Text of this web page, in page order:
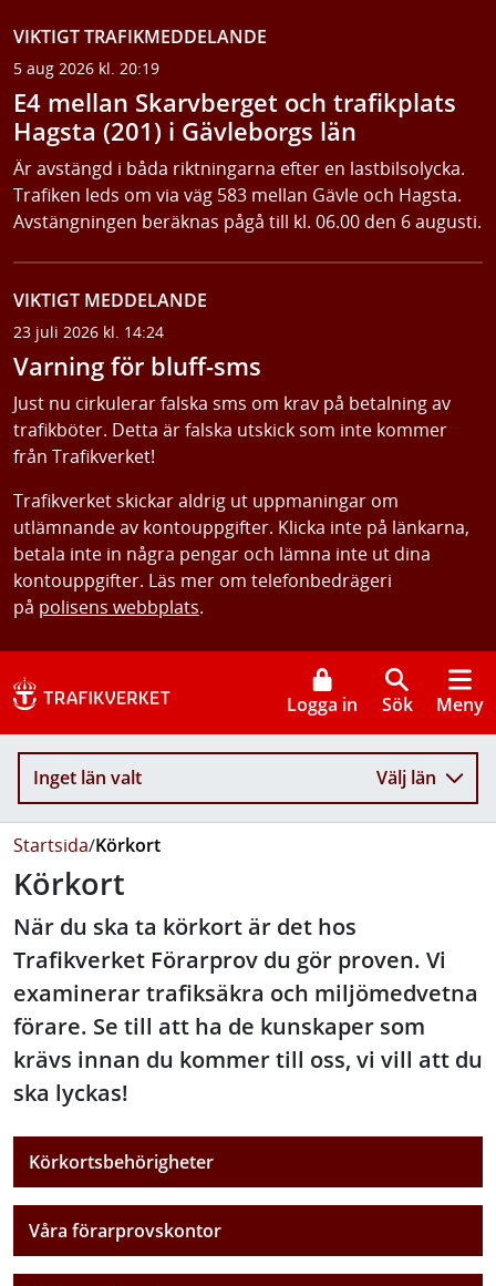
VIKTIGT TRAFIKMEDDELANDE
5 aug 2026 kl. 20:19
E4 mellan Skarvberget och trafikplats
Hagsta (201) i Gävleborgs län
Är avstängd i båda riktningarna efter en lastbilsolycka.
Trafiken leds om via väg 583 mellan Gävle och Hagsta.
Avstängningen beräknas pågå till kl. 06.00 den 6 augusti.
VIKTIGT MEDDELANDE
23 juli 2026 kl. 14:24
Varning för bluff-sms
Just nu cirkulerar falska sms om krav på betalning av
trafikböter. Detta är falska utskick som inte kommer
från Trafikverket!
Trafikverket skickar aldrig ut uppmaningar om
utlämnande av kontouppgifter. Klicka inte på länkarna,
betala inte in några pengar och lämna inte ut dina
kontouppgifter. Läs mer om telefonbedrägeri
på polisens webbplats.
Logga in Sök Meny
Inget län valt Välj län
Startsida/Körkort
Körkort
När du ska ta körkort är det hos
Trafikverket Förarprov du gör proven. Vi
examinerar trafiksäkra och miljömedvetna
förare. Se till att ha de kunskaper som
krävs innan du kommer till oss, vi vill att du
ska lyckas!
Körkortsbehörigheter
Våra förarprovskontor